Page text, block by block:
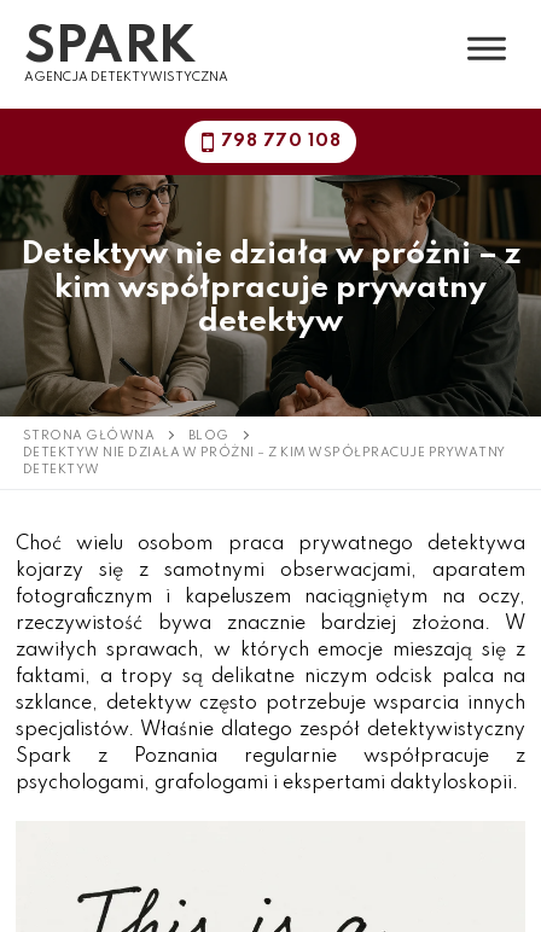
treściSPARK
AGENCJA DETEKTYWISTYCZNA
798 770 108
Detektyw nie działa w próżni – z
kim współpracuje prywatny
detektyw
STRONA GŁÓWNA
BLOG
DETEKTYW NIE DZIAŁA W PRÓŻNI – Z KIM WSPÓŁPRACUJE PRYWATNY
DETEKTYW
Choć wielu osobom praca prywatnego detektywa
kojarzy się z samotnymi obserwacjami, aparatem
fotograficznym i kapeluszem naciągniętym na oczy,
rzeczywistość bywa znacznie bardziej złożona. W
zawiłych sprawach, w których emocje mieszają się z
faktami, a tropy są delikatne niczym odcisk palca na
szklance, detektyw często potrzebuje wsparcia innych
specjalistów. Właśnie dlatego zespół detektywistyczny
Spark z Poznania regularnie współpracuje z
psychologami, grafologami i ekspertami daktyloskopii.